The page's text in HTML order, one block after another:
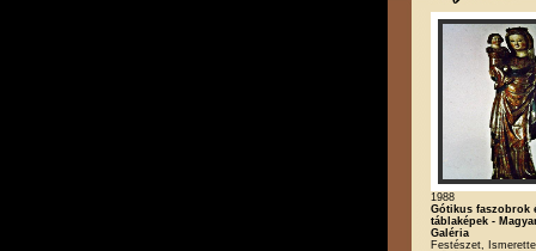
1988
Gótikus faszobrok
táblaképek -
Galéria
Festészet,